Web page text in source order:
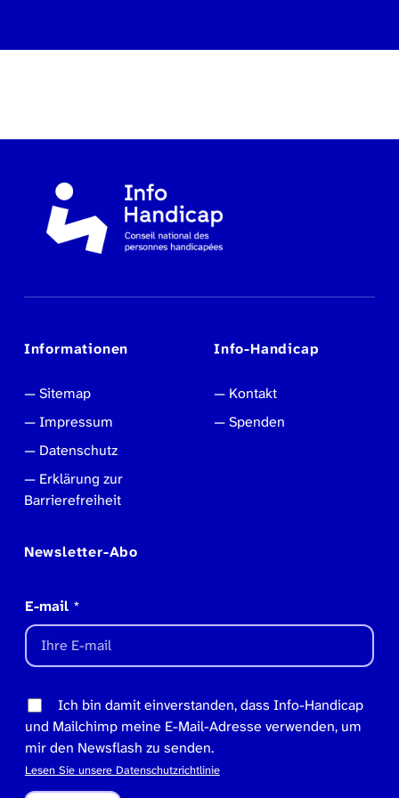
Informationen
Sitemap
Impressum
Datenschutz
Erklärung zur
Barrierefreiheit
Info-Handicap
Kontakt
Spenden
Newsletter-Abo
E-mail *
Ich bin damit einverstanden, dass Info-Handicap
und Mailchimp meine E-Mail-Adresse verwenden, um
mir den Newsflash zu senden.
Lesen Sie unsere Datenschutzrichtlinie